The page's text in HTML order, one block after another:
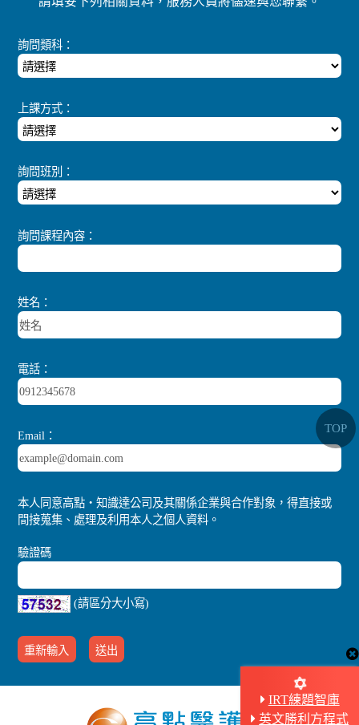
IRT練題智庫
英文勝利方程式
詢問類科：
上課方式：
詢問班別：
詢問課程內容：
姓名：
電話：
Email：
本人同意高點‧知識達公司及其關係企業與合作對象，得直接或
間接蒐集、處理及利用本人之個人資料。
驗證碼
(請區分大小寫)
TOP